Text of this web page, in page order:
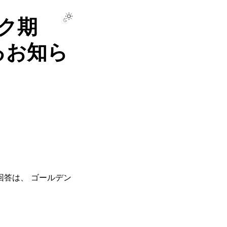
期
知ら
は、 ゴールデン